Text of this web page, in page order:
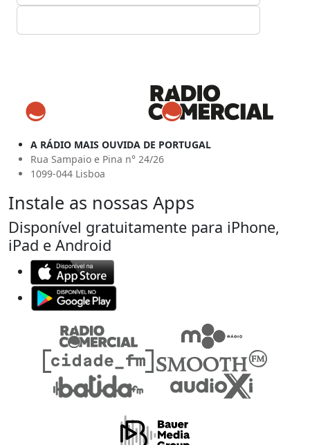
A RÁDIO MAIS OUVIDA DE PORTUGAL
Rua Sampaio e Pina n° 24/26
1099-044 Lisboa
Instale as nossas Apps
Disponível gratuitamente para iPhone,
iPad e Android